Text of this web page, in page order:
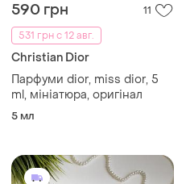
590 грн
11
531 грн с 12 авг.
Christian Dior
Парфуми dior, miss dior, 5
ml, мініатюра, оригінал
5 мл